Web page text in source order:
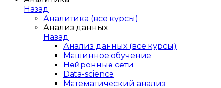
Назад
Аналитика (все курсы)
Анализ данных
Назад
Анализ данных (все курсы)
Машинное обучение
Нейронные сети
Data-science
Математический анализ